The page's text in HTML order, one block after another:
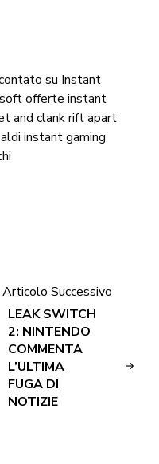
su Instant
offerte instant
and clank rift apart
instant gaming
Articolo Successivo
LEAK SWITCH
2: NINTENDO
COMMENTA
L’ULTIMA
FUGA DI
NOTIZIE